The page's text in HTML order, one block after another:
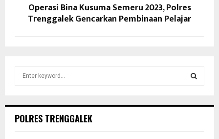
Operasi Bina Kusuma Semeru 2023, Polres
Trenggalek Gencarkan Pembinaan Pelajar
hPOLRES TRENGGALEK